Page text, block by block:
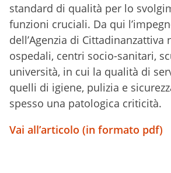
standard di qualità per lo
funzioni cruciali. Da qui
dell’Agenzia di
ospedali, centri socio-sanitari,
università, in cui la qualità di
quelli di igiene, pulizia e
spesso una patologica criticità.
Vai all’articolo (in formato pdf)